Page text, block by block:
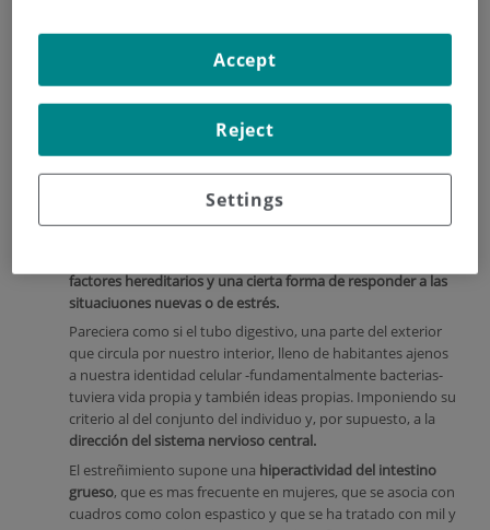
Son medicacamentos muy eficaces con un rango de dosis
efectos secundarios, sobre todo
somnolencia, nauseas y estreñimiento.
De este queremos hablar hoy,el estreñimiento afecta a un
gran porcentaje de la poblacion, fundamentalmente
se bebe a diaetas inadecuadas, escaso
factores hereditarios y una cierta forma de responder a las
situaciuones nuevas o de estrés.
Pareciera como si el tubo digestivo, una parte del exterior
que circula por nuestro interior, lleno de habitantes ajenos
a nuestra identidad celular -fundamentalmente bacterias-
tuviera vida propia y también ideas propias. Imponiendo su
criterio al del conjunto del individuo y, por supuesto, a la
dirección del sistema nervioso central.
El estreñimiento supone una hiperactividad del intestino
grueso, que es mas frecuente en mujeres, que se asocia con
cuadros como colon espastico y que se ha tratado con mil y
Settings
Reject
Accept